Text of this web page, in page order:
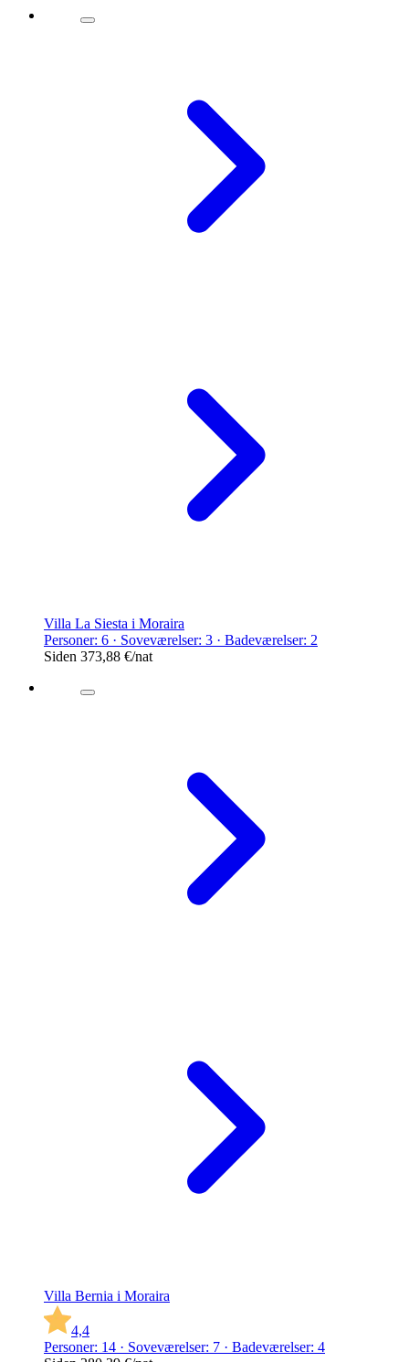
Villa La Siesta i Moraira
Personer: 6 · Soveværelser: 3 · Badeværelser: 2
Siden 373,88 €/nat
Villa Bernia i Moraira
4,4
Personer: 14 · Soveværelser: 7 · Badeværelser: 4